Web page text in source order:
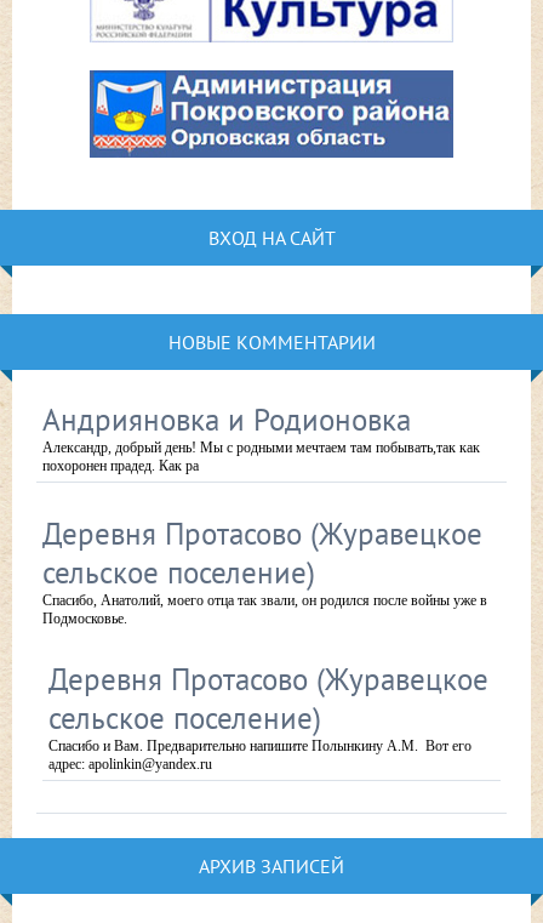
ВХОД НА САЙТ
НОВЫЕ КОММЕНТАРИИ
Андрияновка и Родионовка
Александр, добрый день! Мы с родными мечтаем там побывать,так как
похоронен прадед. Как ра
Деревня Протасово (Журавецкое
сельское поселение)
Спасибо, Анатолий, моего отца так звали, он родился после войны уже в
Подмосковье.
Деревня Протасово (Журавецкое
сельское поселение)
Спасибо и Вам. Предварительно напишите Полынкину А.М. Вот его
адрес: apolinkin@yandex.ru
АРХИВ ЗАПИСЕЙ